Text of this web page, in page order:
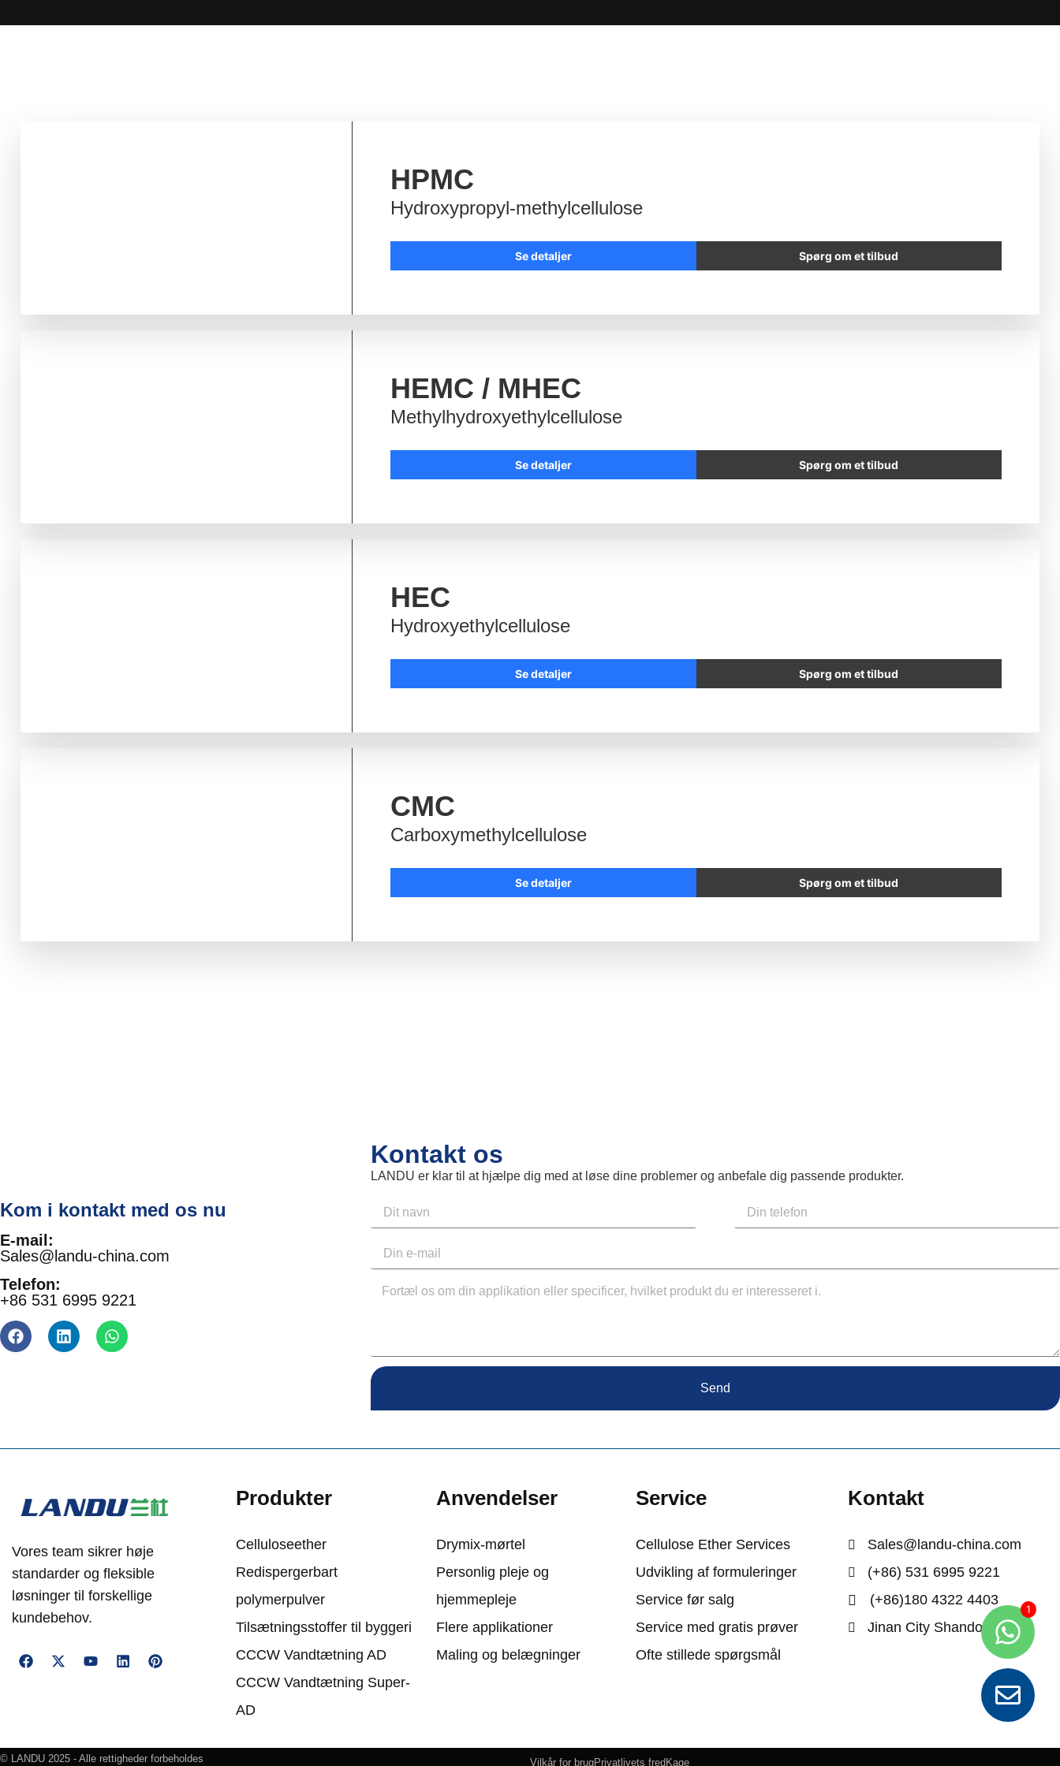
HPMC
Hydroxypropyl-methylcellulose
Se detaljer Spørg om et tilbud
HEMC / MHEC
Methylhydroxyethylcellulose
Se detaljer Spørg om et tilbud
HEC
Hydroxyethylcellulose
Se detaljer Spørg om et tilbud
CMC
Carboxymethylcellulose
Se detaljer Spørg om et tilbud
Kom i kontakt med os nu
E-mail:
Sales@landu-china.com
Telefon:
+86 531 6995 9221
Kontakt os
LANDU er klar til at hjælpe dig med at løse dine problemer og anbefale dig passende produkter.
Send
Vores team sikrer høje
standarder og fleksible
løsninger til forskellige
kundebehov.
Produkter
Celluloseether
Redispergerbart
polymerpulver
Tilsætningsstoffer til byggeri
CCCW Vandtætning AD
CCCW Vandtætning Super-
AD
Anvendelser
Drymix-mørtel
Personlig pleje og
hjemmepleje
Flere applikationer
Maling og belægninger
Service
Cellulose Ether Services
Udvikling af formuleringer
Service før salg
Service med gratis prøver
Ofte stillede spørgsmål
Kontakt
Sales@landu-china.com
(+86) 531 6995 9221
(+86)180 4322 4403
Jinan City Shandong Kina
© LANDU 2025 - Alle rettigheder forbeholdes Vilkår for brugPrivatlivets fred Kage